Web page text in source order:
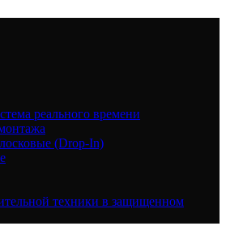
реального времени
(Drop-In)
техники в защищенном